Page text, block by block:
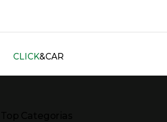
CLICK&CAR